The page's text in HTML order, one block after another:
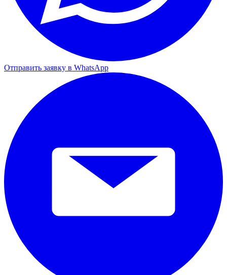
Отправить заявку в WhatsApp